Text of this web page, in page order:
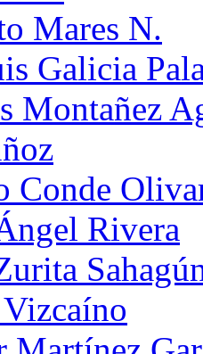
Mares N.
Galicia
Montañez
Conde
Rivera